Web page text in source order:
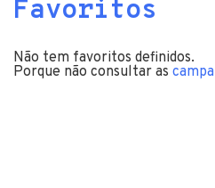
Favoritos
Não tem favoritos definidos.
Porque não consultar as